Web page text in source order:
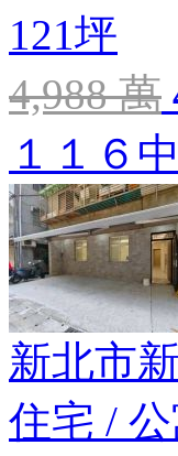
121坪
4,988 萬
１１６
新北市
住宅 /